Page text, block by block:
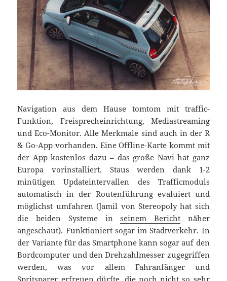
Navigation aus dem Hause tomtom mit traffic-
Funktion, Freisprecheinrichtung, Mediastreaming
und Eco-Monitor. Alle Merkmale sind auch in der R
& Go-App vorhanden. Eine Offline-Karte kommt mit
der App kostenlos dazu – das große Navi hat ganz
Europa vorinstalliert. Staus werden dank 1-2
minütigen Updateintervallen des Trafficmoduls
automatisch in der Routenführung evaluiert und
möglichst umfahren (Jamil von Stereopoly hat sich
die beiden Systeme inseinem Berichtnäher
angeschaut). Funktioniert sogar im Stadtverkehr. In
der Variante für das Smartphone kann sogar auf den
Bordcomputer und den Drehzahlmesser zugegriffen
werden, was vor allem Fahranfänger und